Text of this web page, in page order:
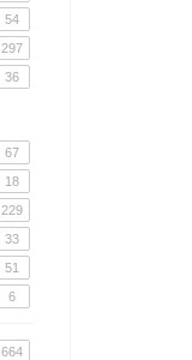
54
297
36
67
18
229
33
51
6
664